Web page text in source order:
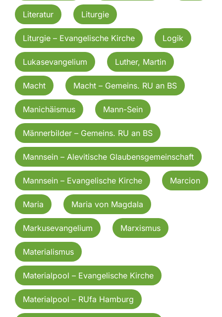
Literatur Liturgie
Liturgie – Evangelische Kirche Logik
Lukasevangelium Luther, Martin
Macht Macht – Gemeins. RU an BS
Manichäismus Mann-Sein
Männerbilder – Gemeins. RU an BS
Mannsein – Alevitische Glaubensgemeinschaft
Mannsein – Evangelische Kirche Marcion
Maria Maria von Magdala
Markusevangelium Marxismus
Materialismus
Materialpool – Evangelische Kirche
Materialpool – RUfa Hamburg